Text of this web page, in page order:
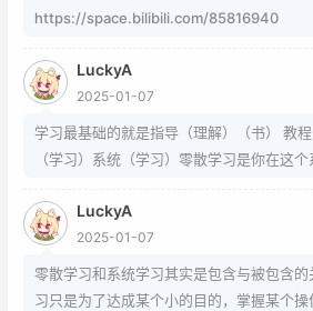
https://space.bilibili.com/85816940
LuckyA
2025-01-07
学习最基础的就是指导（理解）（书） 教
（学习）系统（学习）零散学习是你在这
LuckyA
2025-01-07
零散学习和系统学习其实是包含与被包含
习只是为了达成某个小的目的，掌握某个操